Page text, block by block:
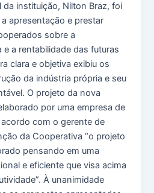
instituição, Nilton Braz, foi
apresentação e prestar
sobre a
e a rentabilidade das futuras
clara e objetiva exibiu os
da indústria própria e seu
O projeto da nova
por uma empresa de
com o gerente de
da Cooperativa “o projeto
pensando em uma
e eficiente que visa acima
À unanimidade